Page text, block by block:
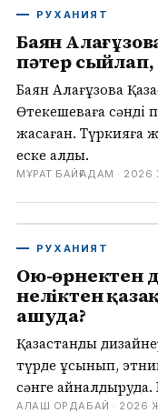
РУХАНИЯТ
Баян
пәтер
Баян Алағұзова
Өтекешеваға сәнді
жасаған. Түркияға
еске алды.
МҰРАТ БАЙҒАДАМ · 2026
РУХАНИЯТ
Ою-өрнектен
неліктен
ашуда?
Қазақстандық
түрде ұсынып,
сәнге
АЛАШ ОРДАБАЙ · 2026